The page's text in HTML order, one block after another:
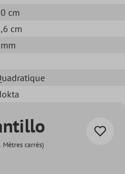
cm
cm
carrés)